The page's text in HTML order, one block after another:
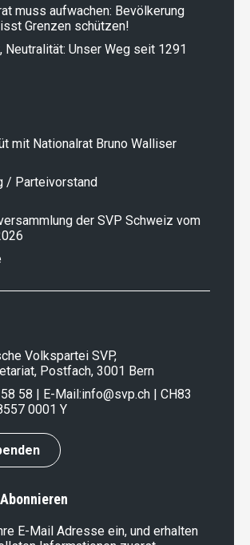
muss aufwachen: Bevölkerung
Grenzen schützen!
Neutralität: Unser Weg seit 1291
mit Nationalrat Bruno Walliser
/ Parteivorstand
der SVP Schweiz vom
Volkspartei SVP,
Postfach, 3001 Bern
58 | E-Mail:info@svp.ch | CH83
0001 Y
E-Mail Adresse ein, und erhalten